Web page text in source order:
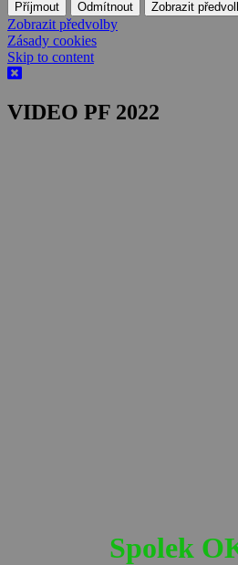
Příjmout Odmítnout Zobrazit
Zobrazit předvolby
Zásady cookies
Skip to content
VIDEO PF 2022
Spolek